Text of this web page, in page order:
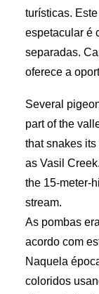
turísticas.
espetacular é
separadas.
oferece a
Several
part of the
that snakes
as Vasil
the 15-meter-
stream.
As pombas
acordo com
Naquela
coloridos